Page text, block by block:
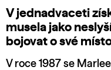
V jednadvaceti
musela jako
bojovat o své
V roce 1987 se